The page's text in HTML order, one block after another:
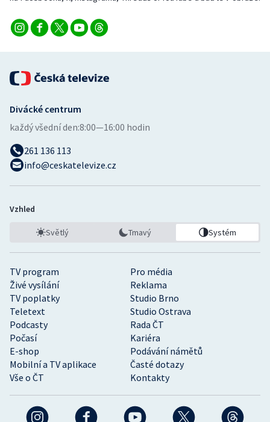
TV program
Pro média
Živé vysílání
Reklama
TV poplatky
Studio Brno
Teletext
Studio Ostrava
Podcasty
Rada ČT
Počasí
Kariéra
E-shop
Podávání námětů
Mobilní a TV aplikace
Časté dotazy
Vše o ČT
Kontakty
Divácké centrum
každý všední den:8:00—16:00 hodin
261 136 113
info@ceskatelevize.cz
Vzhled
Světlý Tmavý Systém